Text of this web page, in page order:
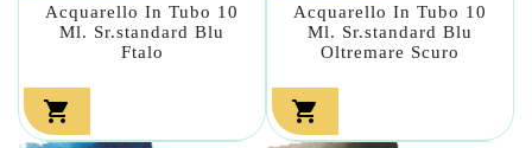
Acquarello In Tubo 10
Ml. Sr.standard Blu
Ftalo

Acquarello In Tubo 10
Ml. Sr.standard Blu
Oltremare Scuro
